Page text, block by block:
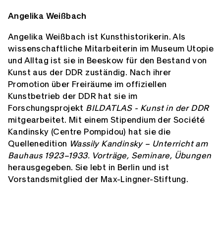
Angelika Weißbach
Angelika Weißbach ist Kunsthistorikerin. Als
wissenschaftliche Mitarbeiterin im Museum Utopie
und Alltag ist sie in Beeskow für den Bestand von
Kunst aus der DDR zuständig. Nach ihrer
Promotion über Freiräume im offiziellen
Kunstbetrieb der DDR hat sie im
Forschungsprojekt BILDATLAS - Kunst in der DDR
mitgearbeitet. Mit einem Stipendium der Société
Kandinsky (Centre Pompidou) hat sie die
Quellenedition Wassily Kandinsky – Unterricht am
Bauhaus 1923–1933. Vorträge, Seminare, Übungen
herausgegeben. Sie lebt in Berlin und ist
Vorstandsmitglied der Max-Lingner-Stiftung.